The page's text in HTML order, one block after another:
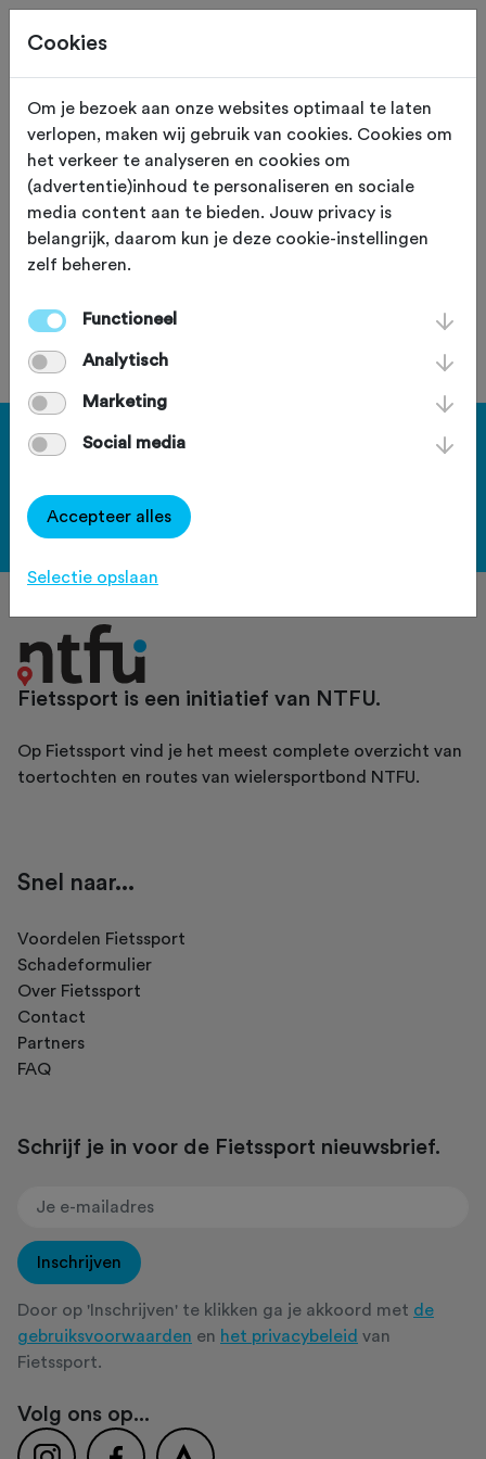
Heuveltocht
zaterdag 6 juni 2026
juni 2026.
Haal meer uit Fietssport en ga
Bekijk de voordelen
Fietssport is een initiatief van NTFU.
Op Fietssport vind je het meest complete overzicht van
toertochten en routes van wielersportbond NTFU.
Snel naar...
Voordelen Fietssport
Schadeformulier
Over Fietssport
Contact
Partners
FAQ
Schrijf je in voor de Fietssport nieuwsbrief.
Inschrijven
Door op 'Inschrijven' te klikken ga je akkoord met de
gebruiksvoorwaarden en het privacybeleid van
Fietssport.
Volg ons op...
Cookies
Om je bezoek aan onze websites optimaal te laten
verlopen, maken wij gebruik van cookies. Cookies om
het verkeer te analyseren en cookies om
(advertentie)inhoud te personaliseren en sociale
media content aan te bieden. Jouw privacy is
belangrijk, daarom kun je deze cookie-instellingen
zelf beheren.
Functioneel
Analytisch
Marketing
Social media
Accepteer alles
Selectie opslaan